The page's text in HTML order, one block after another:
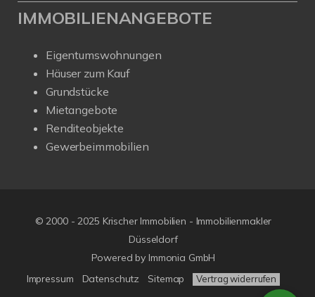
IMMOBILIENANGEBOTE
Eigentumswohnungen
Häuser zum Kauf
Grundstücke
Mietangebote
Renditeobjekte
Gewerbeimmobilien
© 2000 - 2025 Krischer Immobilien - Immobilienmakler
Düsseldorf
Powered by Immonia GmbH
Impressum
Datenschutz Sitemap Vertrag widerrufen